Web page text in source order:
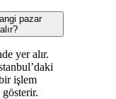
pazar
yer alır.
işlem
gösterir.